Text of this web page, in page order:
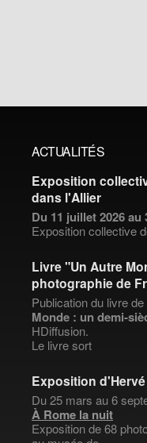
ACTUALITÉS
Exposition
dans l'Allier
Du 11 juillet 2026 au
Exposition collective
Livre "Un Autre
photographie de
Publication du livre de
Monde : un demi-
HDiffusion.
Le livre sort
Exposition
Du 25 mars au 6
À Rome la nuit
Exposition de 68